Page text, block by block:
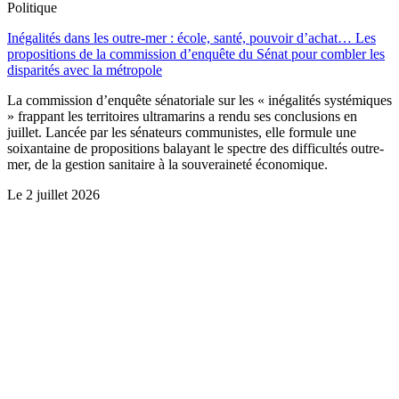
Politique
Inégalités dans les outre-mer : école, santé, pouvoir d’achat… Les
propositions de la commission d’enquête du Sénat pour combler les
disparités avec la métropole
La commission d’enquête sénatoriale sur les « inégalités systémiques
» frappant les territoires ultramarins a rendu ses conclusions en
juillet. Lancée par les sénateurs communistes, elle formule une
soixantaine de propositions balayant le spectre des difficultés outre-
mer, de la gestion sanitaire à la souveraineté économique.
Le 2 juillet 2026